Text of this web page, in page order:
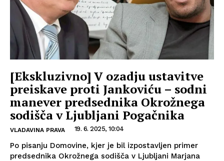
[Ekskluzivno] V ozadju ustavitve
preiskave proti Jankoviću – sodni
manever predsednika Okrožnega
sodišča v Ljubljani Pogačnika
VLADAVINA PRAVA 19. 6. 2025, 10:04
Po pisanju Domovine, kjer je bil izpostavljen primer
predsednika Okrožnega sodišča v Ljubljani Marjana